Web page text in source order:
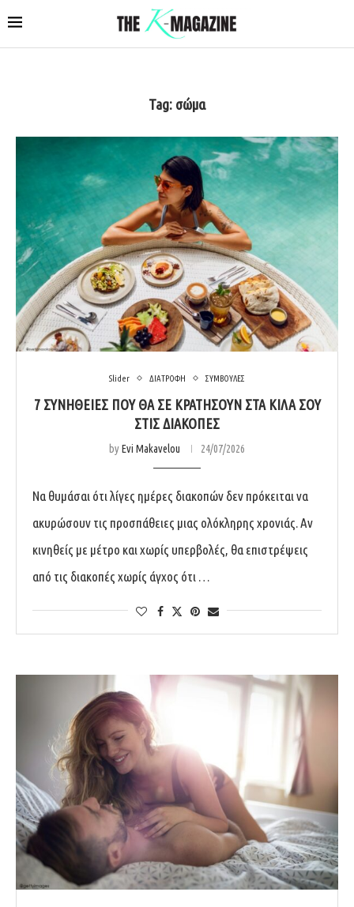
Tag: σώμα
Slider ΔΙΑΤΡΟΦΗ ΣΥΜΒΟΥΛΕΣ
7 ΣΥΝΉΘΕΙΕΣ ΠΟΥ ΘΑ ΣΕ ΚΡΑΤΉΣΟΥΝ ΣΤΑ ΚΙΛΆ ΣΟΥ
ΣΤΙΣ ΔΙΑΚΟΠΈΣ
byEvi Makavelou 24/07/2026
Να θυμάσαι ότι λίγες ημέρες διακοπών δεν πρόκειται να
ακυρώσουν τις προσπάθειες μιας ολόκληρης χρονιάς. Αν
κινηθείς με μέτρο και χωρίς υπερβολές, θα επιστρέψεις
από τις διακοπές χωρίς άγχος ότι …